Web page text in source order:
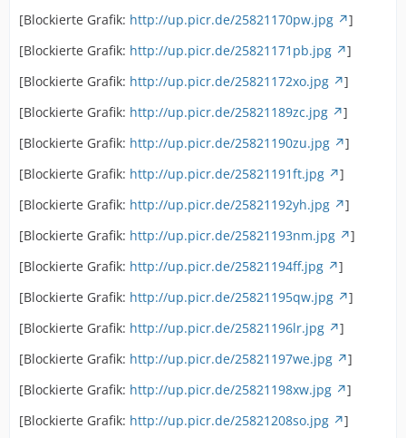
[Blockierte Grafik: http://up.picr.de/25821170pw.jpg
]
[Blockierte Grafik: http://up.picr.de/25821171pb.jpg
]
[Blockierte Grafik: http://up.picr.de/25821172xo.jpg
]
[Blockierte Grafik: http://up.picr.de/25821189zc.jpg
]
[Blockierte Grafik: http://up.picr.de/25821190zu.jpg
]
[Blockierte Grafik: http://up.picr.de/25821191ft.jpg
]
[Blockierte Grafik: http://up.picr.de/25821192yh.jpg
]
[Blockierte Grafik: http://up.picr.de/25821193nm.jpg
]
[Blockierte Grafik: http://up.picr.de/25821194ff.jpg
]
[Blockierte Grafik: http://up.picr.de/25821195qw.jpg
]
[Blockierte Grafik: http://up.picr.de/25821196lr.jpg
]
[Blockierte Grafik: http://up.picr.de/25821197we.jpg
]
[Blockierte Grafik: http://up.picr.de/25821198xw.jpg
]
[Blockierte Grafik: http://up.picr.de/25821208so.jpg
]